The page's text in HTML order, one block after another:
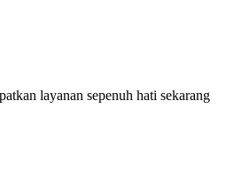
layanan sepenuh hati sekarang